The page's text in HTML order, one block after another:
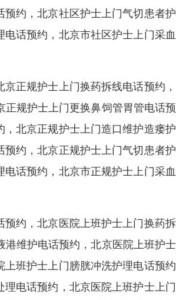
约，北京社区护士上门气切患者
话预约，北京市社区护士上门采
正规护士上门换药拆线电话预约
规护士上门更换鼻饲管胃管电话
北京正规护士上门造口维护造瘘
约，北京正规护士上门气切患者
话预约，北京市正规护士上门采
约，北京医院上班护士上门换药
维护电话预约，北京医院上班护
班护士上门膀胱冲洗护理电话预
电话预约，北京医院上班护士上